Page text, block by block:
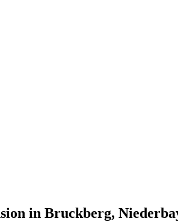
in Bruckberg,